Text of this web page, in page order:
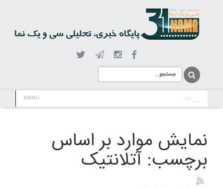
MENU
نمایش موارد بر اساس
برچسب: آتلانتیک